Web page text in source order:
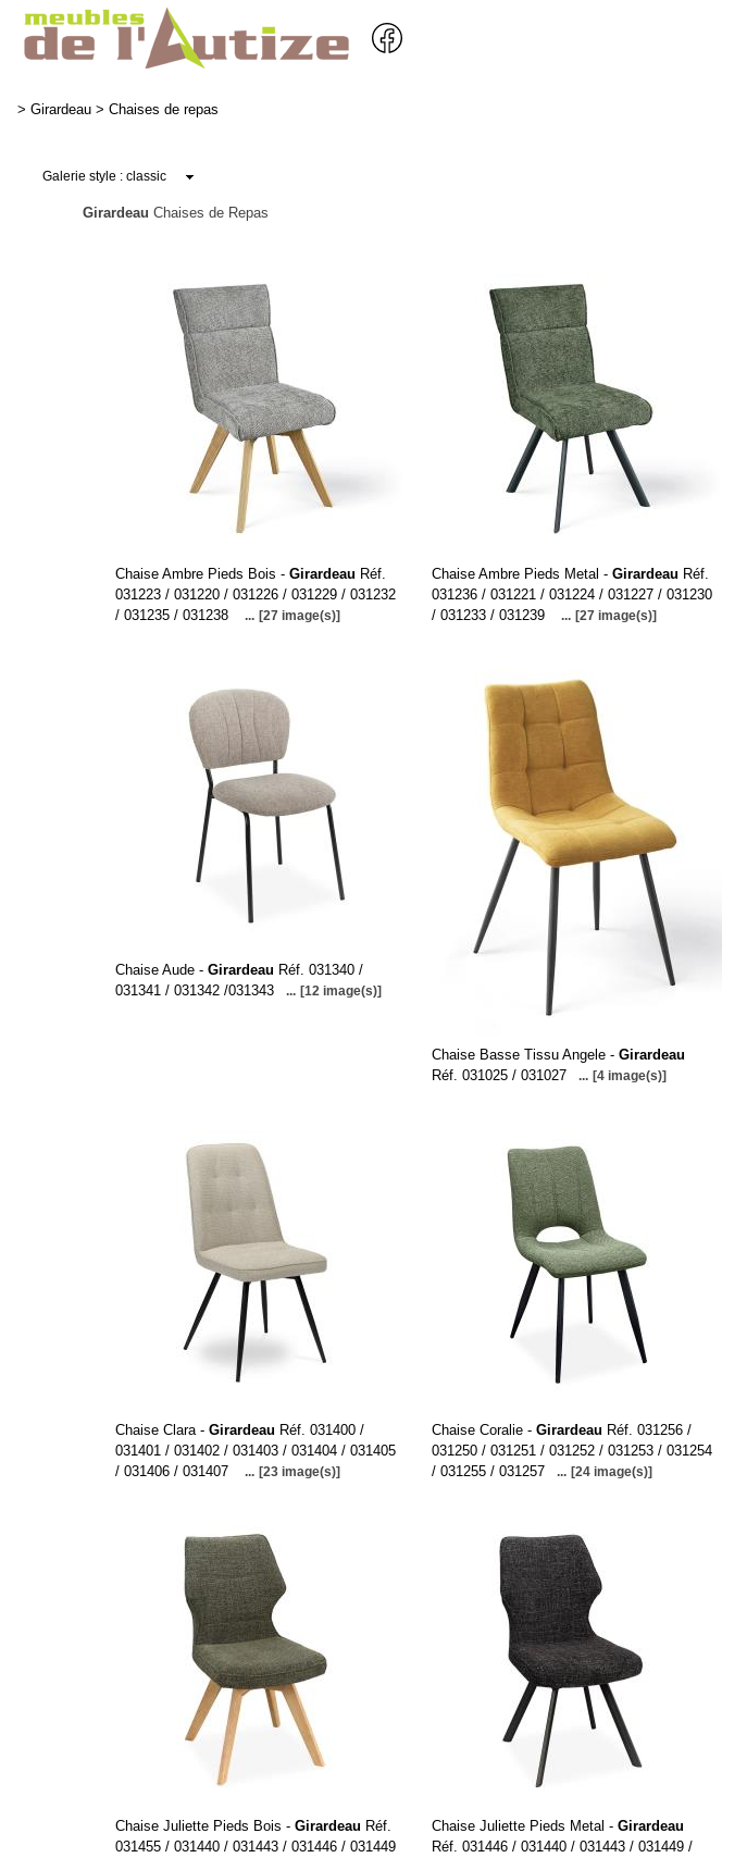
> Girardeau > Chaises de repas
Girardeau Chaises de Repas
Chaise Ambre Pieds Bois - Girardeau Réf.
031223 / 031220 / 031226 / 031229 / 031232
/ 031235 / 031238
... [27 image(s)]
Chaise Ambre Pieds Metal - Girardeau Réf.
031236 / 031221 / 031224 / 031227 / 031230
/ 031233 / 031239
... [27 image(s)]
Chaise Aude - Girardeau Réf. 031340 /
031341 / 031342 /031343
... [12 image(s)]
Chaise Basse Tissu Angele - Girardeau
Réf. 031025 / 031027
... [4 image(s)]
Chaise Clara - Girardeau Réf. 031400 /
031401 / 031402 / 031403 / 031404 / 031405
/ 031406 / 031407
... [23 image(s)]
Chaise Coralie - Girardeau Réf. 031256 /
031250 / 031251 / 031252 / 031253 / 031254
/ 031255 / 031257
... [24 image(s)]
Chaise Juliette Pieds Bois - Girardeau Réf.
031455 / 031440 / 031443 / 031446 / 031449
Chaise Juliette Pieds Metal - Girardeau
Réf. 031446 / 031440 / 031443 / 031449 /